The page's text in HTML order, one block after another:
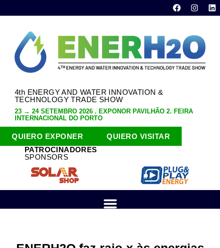
4th ENERGY AND WATER INNOVATION &
TECHNOLOGY TRADE SHOW
23 → 24 SETEMBRO 2026 . EXPONOR PAVILHÃO 2. FEIRA
INTERNACIONAL DO PORTO
QUIERO EXPONER
QUIERO VISITAR
PATROCINADORES
SPONSORS